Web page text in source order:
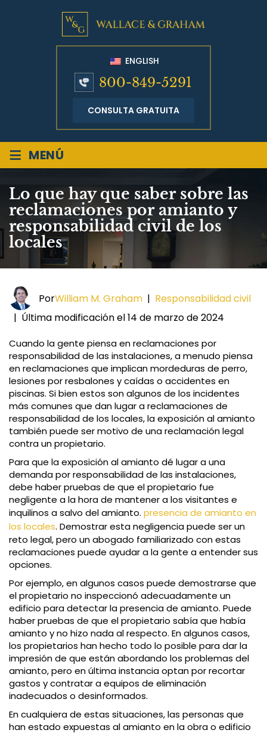
ENGLISH
800-849-5291
CONSULTA GRATUITA
≡ MENÚ
Lo que hay que saber sobre las
reclamaciones por amianto y
responsabilidad civil de los
locales
PorWilliam M. Graham | Responsabilidad civil
| Última modificación el 14 de marzo de 2024
Cuando la gente piensa en reclamaciones por
responsabilidad de las instalaciones, a menudo piensa
en reclamaciones que implican mordeduras de perro,
lesiones por resbalones y caídas o accidentes en
piscinas. Si bien estos son algunos de los incidentes
más comunes que dan lugar a reclamaciones de
responsabilidad de los locales, la exposición al amianto
también puede ser motivo de una reclamación legal
contra un propietario.
Para que la exposición al amianto dé lugar a una
demanda por responsabilidad de las instalaciones,
debe haber pruebas de que el propietario fue
negligente a la hora de mantener a los visitantes e
inquilinos a salvo del amianto. presencia de amianto en
los locales. Demostrar esta negligencia puede ser un
reto legal, pero un abogado familiarizado con estas
reclamaciones puede ayudar a la gente a entender sus
opciones.
Por ejemplo, en algunos casos puede demostrarse que
el propietario no inspeccionó adecuadamente un
edificio para detectar la presencia de amianto. Puede
haber pruebas de que el propietario sabía que había
amianto y no hizo nada al respecto. En algunos casos,
los propietarios han hecho todo lo posible para dar la
impresión de que están abordando los problemas del
amianto, pero en última instancia optan por recortar
gastos y contratar a equipos de eliminación
inadecuados o desinformados.
En cualquiera de estas situaciones, las personas que
han estado expuestas al amianto en la obra o edificio